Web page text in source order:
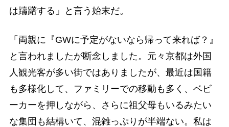
は躊躇する」と言う始末だ。
「両親に『GWに予定がないなら帰って来れば？』
と言われましたが断念しました。元々京都は外国
人観光客が多い街ではありましたが、最近は国籍
も多様化して、ファミリーでの移動も多く、ベビ
ーカーを押しながら、さらに祖父母もいるみたい
な集団も結構いて、混雑っぷりが半端ない。私は